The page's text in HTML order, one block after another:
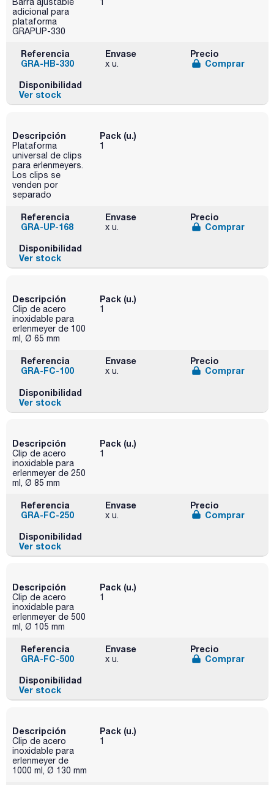
adicional para
plataforma
GRAPUP-330
Referencia
GRA-HB-330
Envase
x u.
Precio
Comprar
Disponibilidad
Ver stock
Descripción
Plataforma
universal de clips
para erlenmeyers.
Los clips se
venden por
separado
Pack (u.)
1
Referencia
GRA-UP-168
Envase
x u.
Precio
Comprar
Disponibilidad
Ver stock
Descripción
Clip de acero
inoxidable para
erlenmeyer de 100
ml, Ø 65 mm
Pack (u.)
1
Referencia
GRA-FC-100
Envase
x u.
Precio
Comprar
Disponibilidad
Ver stock
Descripción
Clip de acero
inoxidable para
erlenmeyer de 250
ml, Ø 85 mm
Pack (u.)
1
Referencia
GRA-FC-250
Envase
x u.
Precio
Comprar
Disponibilidad
Ver stock
Descripción
Clip de acero
inoxidable para
erlenmeyer de 500
ml, Ø 105 mm
Pack (u.)
1
Referencia
GRA-FC-500
Envase
x u.
Precio
Comprar
Disponibilidad
Ver stock
Descripción
Clip de acero
inoxidable para
erlenmeyer de
1000 ml, Ø 130 mm
Pack (u.)
1